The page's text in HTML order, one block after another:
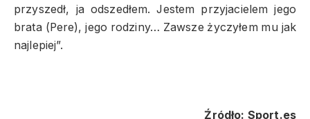
przyszedł, ja odszedłem. Jestem przyjacielem jego
brata (Pere), jego rodziny… Zawsze życzyłem mu jak
najlepiej”.
Źródło: Sport.es